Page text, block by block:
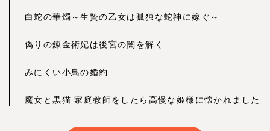
白蛇の華燭～生贄の乙女は孤独な蛇神に嫁ぐ～
偽りの錬金術妃は後宮の闇を解く
みにくい小鳥の婚約
魔女と黒猫 家庭教師をしたら高慢な姫様に懐かれました